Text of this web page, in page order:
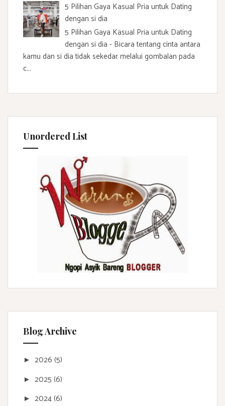
5 Pilihan Gaya Kasual Pria untuk Dating
dengan si dia
5 Pilihan Gaya Kasual Pria untuk Dating
dengan si dia - Bicara tentang cinta antara
kamu dan si dia tidak sekedar melalui gombalan pada
c...
Unordered List
Blog Archive
► 2026 (5)
► 2025 (6)
► 2024(6)